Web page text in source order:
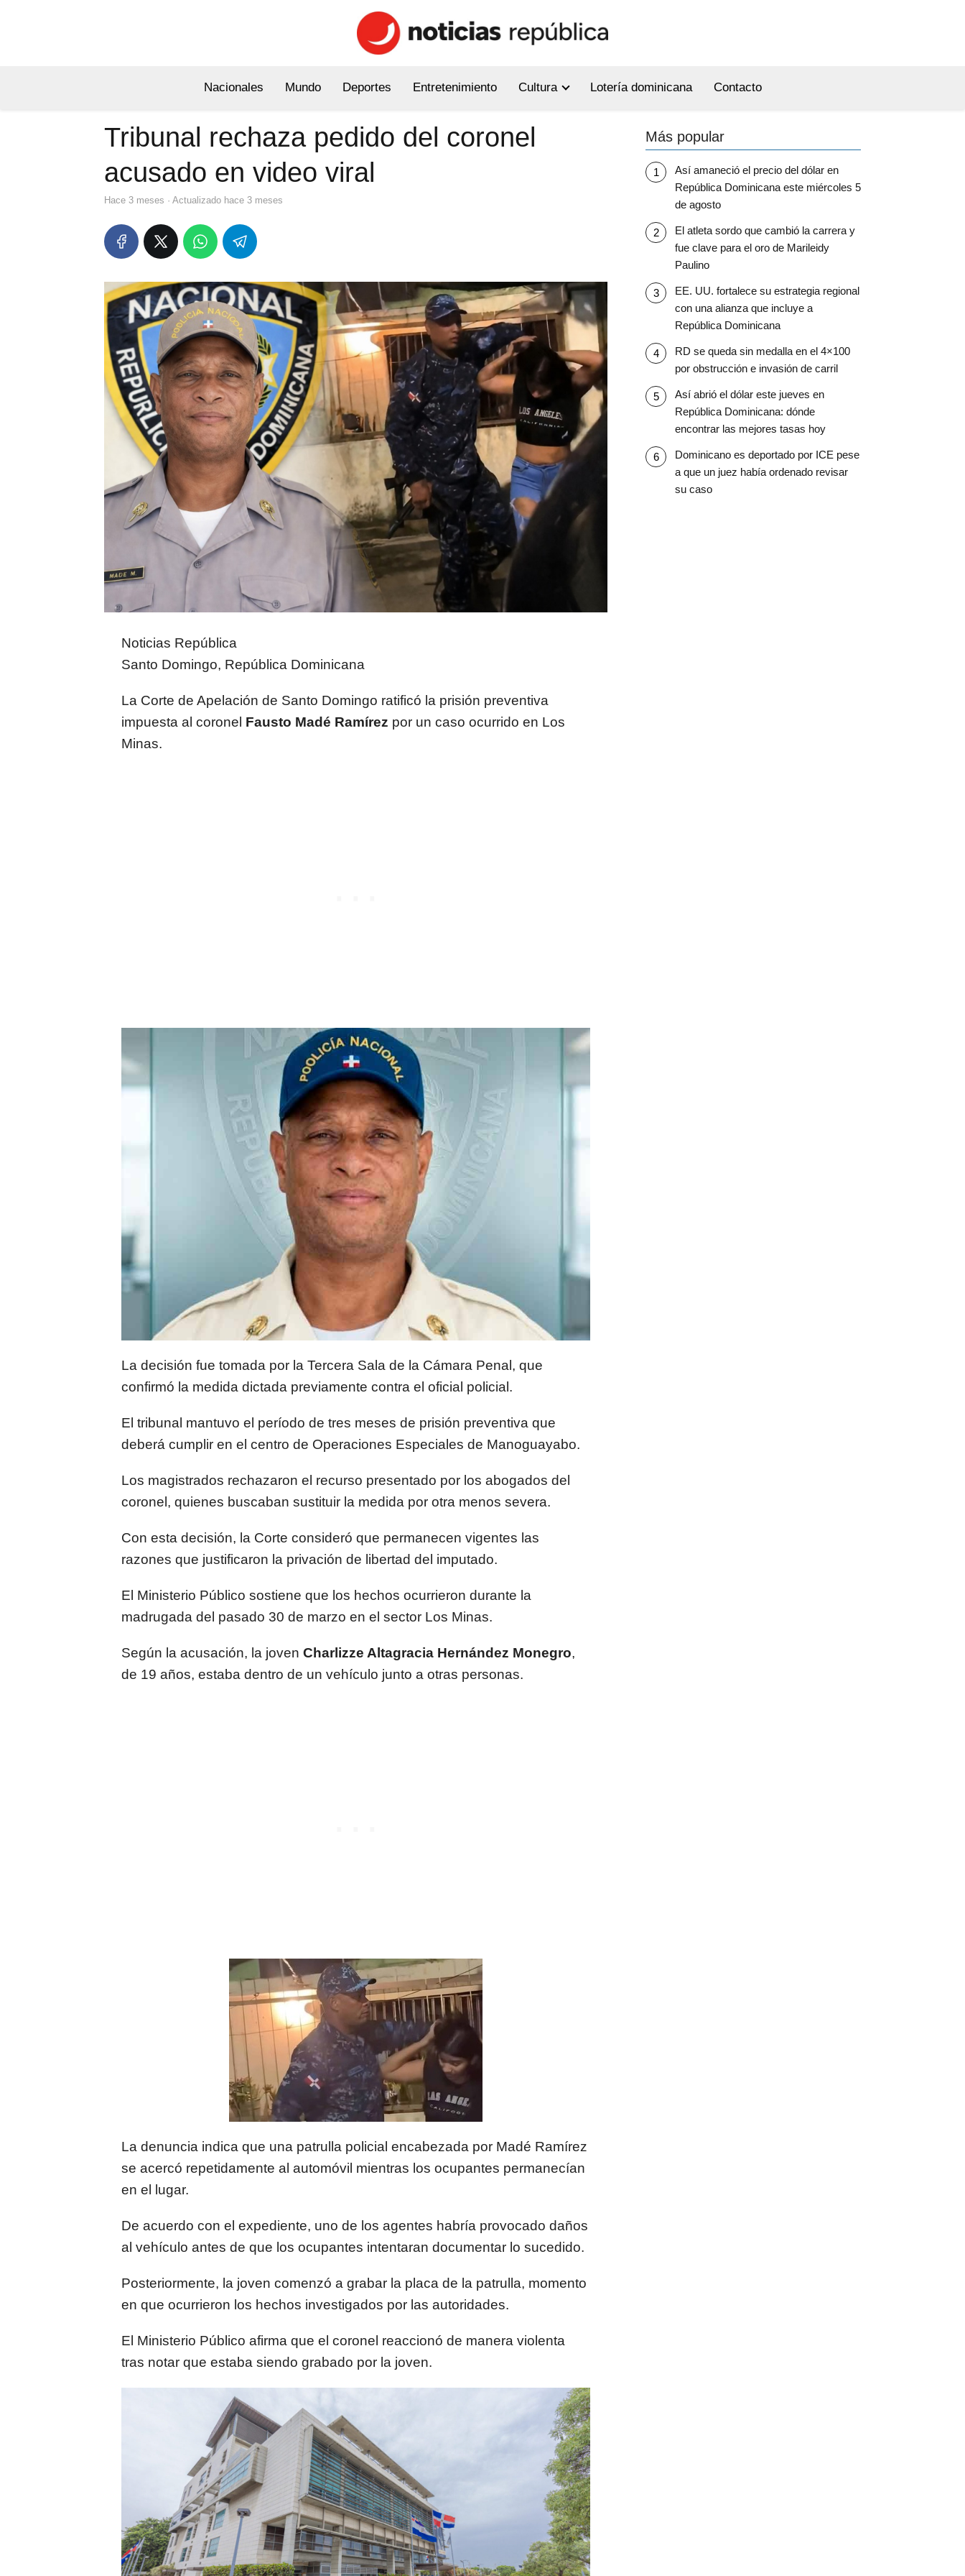
Nacionales Mundo Deportes Entretenimiento Cultura Lotería dominicana Contacto
Tribunal rechaza pedido del coronel
acusado en video viral
hace 3 meses · Actualizado hace 3 meses
Noticias República
Santo Domingo, República Dominicana
La Corte de Apelación de Santo Domingo ratificó la prisión preventiva
impuesta al coronel Fausto Madé Ramírez por un caso ocurrido en Los
Minas.
La decisión fue tomada por la Tercera Sala de la Cámara Penal, que
confirmó la medida dictada previamente contra el oficial policial.
El tribunal mantuvo el período de tres meses de prisión preventiva que
deberá cumplir en el centro de Operaciones Especiales de Manoguayabo.
Los magistrados rechazaron el recurso presentado por los abogados del
coronel, quienes buscaban sustituir la medida por otra menos severa.
Con esta decisión, la Corte consideró que permanecen vigentes las
razones que justificaron la privación de libertad del imputado.
El Ministerio Público sostiene que los hechos ocurrieron durante la
madrugada del pasado 30 de marzo en el sector Los Minas.
Según la acusación, la joven Charlizze Altagracia Hernández Monegro,
de 19 años, estaba dentro de un vehículo junto a otras personas.
La denuncia indica que una patrulla policial encabezada por Madé Ramírez
se acercó repetidamente al automóvil mientras los ocupantes permanecían
en el lugar.
De acuerdo con el expediente, uno de los agentes habría provocado daños
al vehículo antes de que los ocupantes intentaran documentar lo sucedido.
Posteriormente, la joven comenzó a grabar la placa de la patrulla, momento
en que ocurrieron los hechos investigados por las autoridades.
El Ministerio Público afirma que el coronel reaccionó de manera violenta
tras notar que estaba siendo grabado por la joven.
Más popular
Así amaneció el precio del dólar en
República Dominicana este miércoles 5
de agosto
El atleta sordo que cambió la carrera y
fue clave para el oro de Marileidy
Paulino
EE. UU. fortalece su estrategia regional
con una alianza que incluye a
República Dominicana
RD se queda sin medalla en el 4×100
por obstrucción e invasión de carril
Así abrió el dólar este jueves en
República Dominicana: dónde
encontrar las mejores tasas hoy
Dominicano es deportado por ICE pese
a que un juez había ordenado revisar
su caso